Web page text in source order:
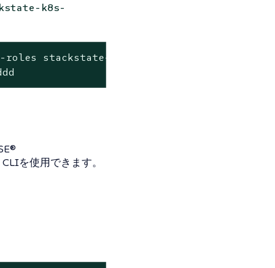
k8s-
stackstate-k8s-troubleshooter
を使用できます。